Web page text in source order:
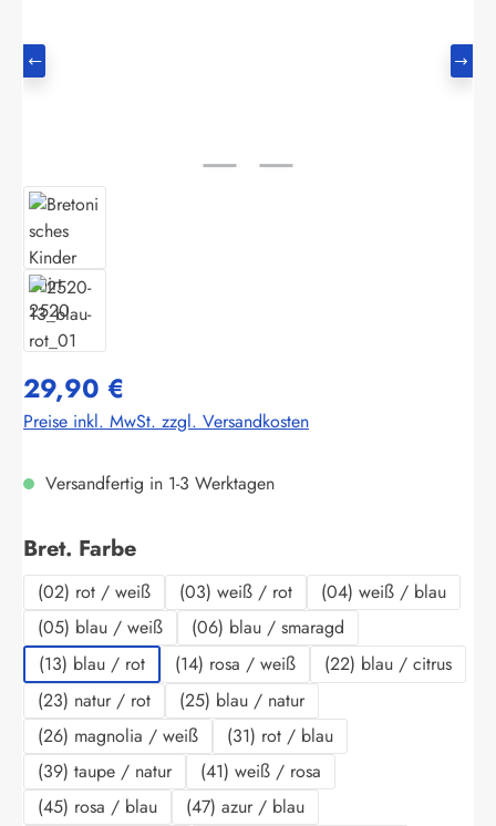
29,90 €
Preise inkl. MwSt. zzgl. Versandkosten
Versandfertig in 1-3 Werktagen
Bret. Farbeauswählen
(02) rot / weiß (03) weiß / rot
(04) weiß / blau
(05) blau / weiß
(06) blau / smaragd
(13) blau / rot
(14) rosa / weiß
(22) blau / citrus
(23) natur / rot
(25) blau / natur
(26) magnolia / weiß
(31) rot / blau
(39) taupe / natur
(41) weiß / rosa
(45) rosa / blau
(47) azur / blau